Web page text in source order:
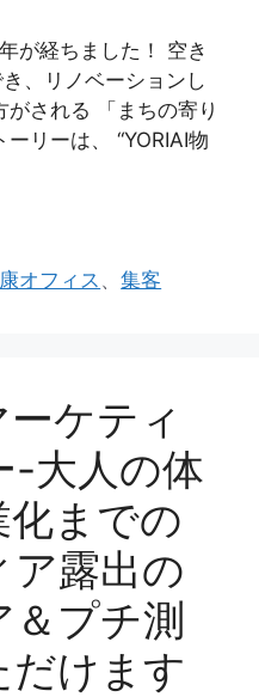
が経ちました！ 空き
、リノベーションし
される 「まちの寄り
リーは、 “YORIAI物
オフィス 、集客
ケティ
-大人の体
化までの
ア露出の
プチ測
だけます